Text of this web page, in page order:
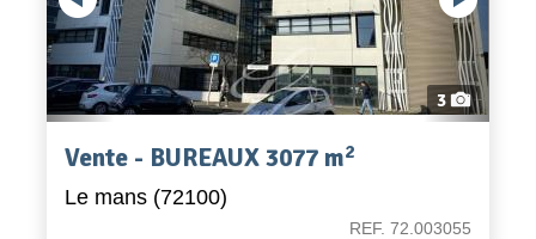
Appel d'offres
Nous rejoindre
3
Vente - BUREAUX 3077 m2
Le mans (72100)
REF. 72.003055